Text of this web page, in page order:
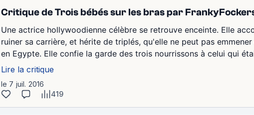
Critique de Trois bébés sur les bras par
Une actrice hollywoodienne célèbre se retrouve enceinte. Elle
ruiner sa carrière, et hérite de triplés, qu'elle ne peut pas
en Egypte. Elle confie la garde des trois nourrissons à celui qui
Lire la critique
le 7 juil. 2016
419